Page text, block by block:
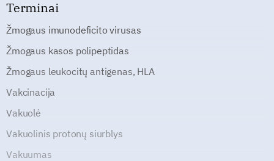
Terminai
Žmogaus imunodeficito virusas
Žmogaus kasos polipeptidas
Žmogaus leukocitų antigenas, HLA
Vakcinacija
Vakuolė
Vakuolinis protonų siurblys
Vakuumas